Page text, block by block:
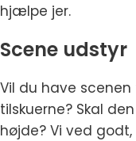
hjælpe jer.
Scene udstyr
Vil du have
tilskuerne? Skal
højde? Vi ved